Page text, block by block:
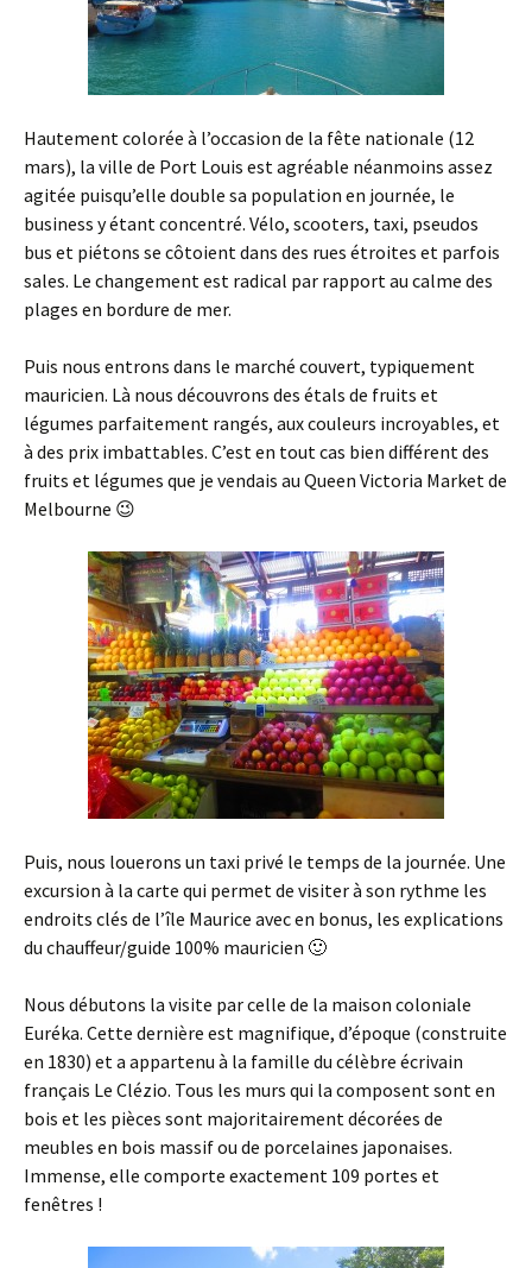
Hautement colorée à l’occasion de la fête nationale (12
mars), la ville de Port Louis est agréable néanmoins assez
agitée puisqu’elle double sa population en journée, le
business y étant concentré. Vélo, scooters, taxi, pseudos
bus et piétons se côtoient dans des rues étroites et parfois
sales. Le changement est radical par rapport au calme des
plages en bordure de mer.
Puis nous entrons dans le marché couvert, typiquement
mauricien. Là nous découvrons des étals de fruits et
légumes parfaitement rangés, aux couleurs incroyables, et
à des prix imbattables. C’est en tout cas bien différent des
fruits et légumes que je vendais au Queen Victoria Market de
Melbourne 😉
Puis, nous louerons un taxi privé le temps de la journée. Une
excursion à la carte qui permet de visiter à son rythme les
endroits clés de l’île Maurice avec en bonus, les explications
du chauffeur/guide 100% mauricien 🙂
Nous débutons la visite par celle de la maison coloniale
Euréka. Cette dernière est magnifique, d’époque (construite
en 1830) et a appartenu à la famille du célèbre écrivain
français Le Clézio. Tous les murs qui la composent sont en
bois et les pièces sont majoritairement décorées de
meubles en bois massif ou de porcelaines japonaises.
Immense, elle comporte exactement 109 portes et
fenêtres !